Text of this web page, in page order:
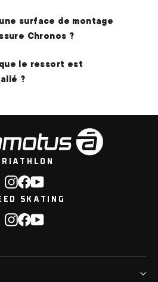
surface de montage
Chronos ?
le ressort est
?
Instagram
Facebook
SKATING
Instagram
Facebook